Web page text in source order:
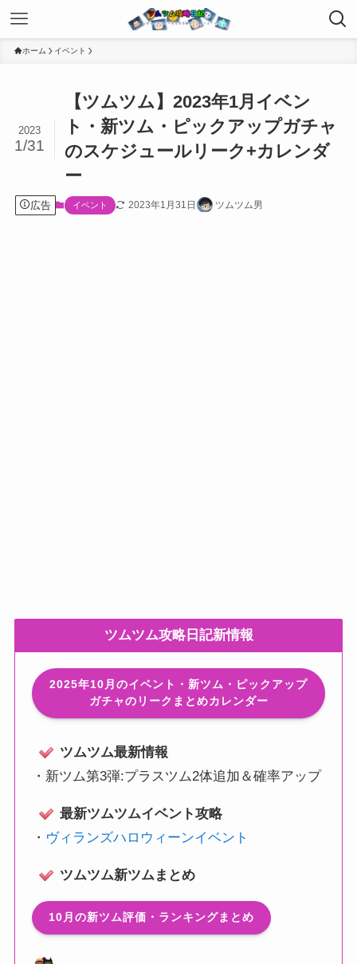
ホーム イベント
【ツムツム】2023年1月イベン
ト・新ツム・ピックアップガチャ
のスケジュールリーク+カレンダ
ー
2023
1/31
広告 イベント 2023年1月31日 ツムツム男
ツムツム攻略日記新情報
2025年10月のイベント・新ツム・ピックアップ
ガチャのリークまとめカレンダー
ツムツム最新情報
・ 新ツム第3弾:プラスツム2体追加＆確率アップ
最新ツムツムイベント攻略
・ ヴィランズハロウィーンイベント
ツムツム新ツムまとめ
10月の新ツム評価・ランキングまとめ